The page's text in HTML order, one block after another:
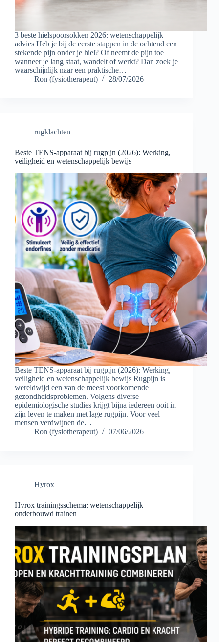
3 beste hielspoorsokken 2026: wetenschappelijk
advies Heb je bij de eerste stappen in de ochtend een
stekende pijn onder je hiel? Of neemt de pijn toe
wanneer je lang staat, wandelt of werkt? Dan zoek je
waarschijnlijk naar een praktische…
Ron (fysiotherapeut)
28/07/2026
rugklachten
Beste TENS-apparaat bij rugpijn (2026): Werking,
veiligheid en wetenschappelijk bewijs
Beste TENS-apparaat bij rugpijn (2026): Werking,
veiligheid en wetenschappelijk bewijs Rugpijn is
wereldwijd een van de meest voorkomende
gezondheidsproblemen. Volgens diverse
epidemiologische studies krijgt bijna iedereen ooit in
zijn leven te maken met lage rugpijn. Voor veel
mensen verdwijnen de…
Ron (fysiotherapeut)
07/06/2026
Hyrox
Hyrox trainingsschema: wetenschappelijk
onderbouwd trainen